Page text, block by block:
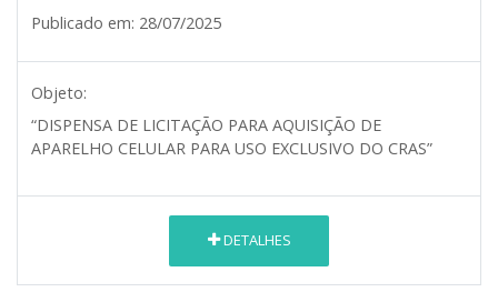
Publicado em: 28/07/2025
Objeto:
“DISPENSA DE LICITAÇÃO PARA AQUISIÇÃO DE
APARELHO CELULAR PARA USO EXCLUSIVO DO CRAS”
DETALHES